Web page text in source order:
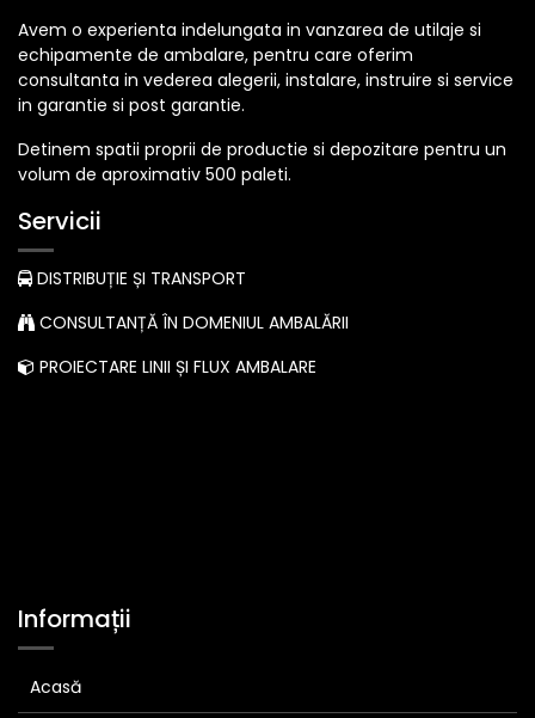
Avem o experienta indelungata in vanzarea de utilaje si
echipamente de ambalare, pentru care oferim
consultanta in vederea alegerii, instalare, instruire si service
in garantie si post garantie.
Detinem spatii proprii de productie si depozitare pentru un
volum de aproximativ 500 paleti.
Servicii
DISTRIBUȚIE ȘI TRANSPORT
CONSULTANȚĂ ÎN DOMENIUL AMBALĂRII
PROIECTARE LINII ȘI FLUX AMBALARE
Informații
Acasă